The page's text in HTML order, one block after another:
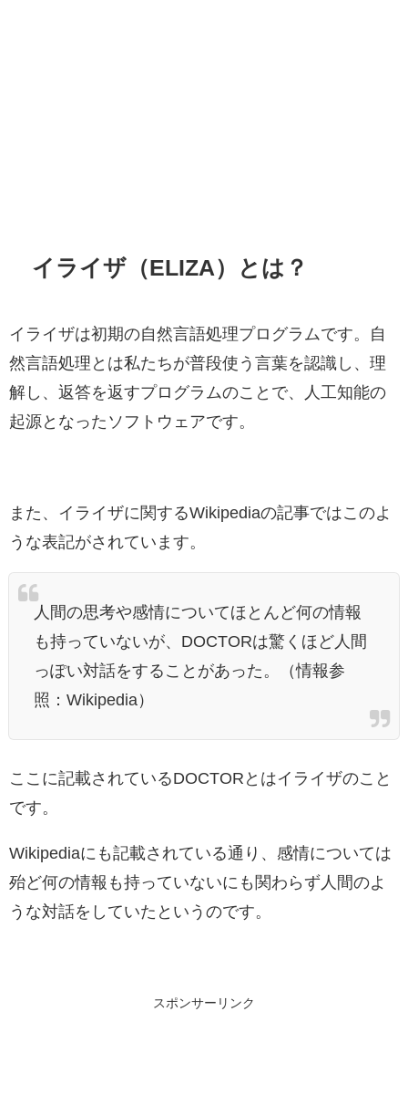
イライザ（ELIZA）とは？
イライザは初期の自然言語処理プログラムです。自
然言語処理とは私たちが普段使う言葉を認識し、理
解し、返答を返すプログラムのことで、人工知能の
起源となったソフトウェアです。
また、イライザに関するWikipediaの記事ではこのよ
うな表記がされています。
人間の思考や感情についてほとんど何の情報
も持っていないが、DOCTORは驚くほど人間
っぽい対話をすることがあった。（情報参
照：Wikipedia ）
ここに記載されているDOCTORとはイライザのこと
です。
Wikipediaにも記載されている通り、感情については
殆ど何の情報も持っていないにも関わらず人間のよ
うな対話をしていたというのです。
スポンサーリンク